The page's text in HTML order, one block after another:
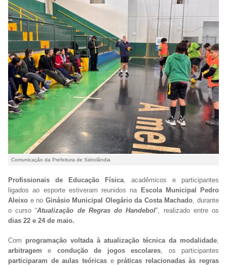
Comunicação da Prefeitura de Sidrolândia
Profissionais de Educação Física, acadêmicos e participantes
ligados ao esporte estiveram reunidos na Escola Municipal Pedro
Aleixo e no Ginásio Municipal Olegário da Costa Machado, durante
o curso “Atualização de Regras do Handebol”, realizado entre os
dias 22 e 24 de maio.
Com programação voltada à atualização técnica da modalidade,
arbitragem e condução de jogos escolares, os participantes
participaram de aulas teóricas e práticas relacionadas às regras